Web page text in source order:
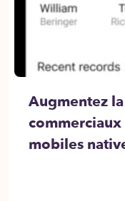
Augmentez
mobiles